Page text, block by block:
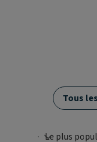
Tous